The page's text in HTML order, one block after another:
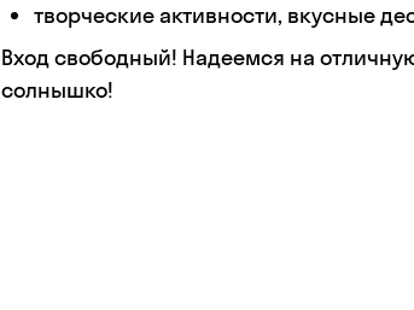
творческие активности, вкусные
Вход свободный! Надеемся на
солнышко!